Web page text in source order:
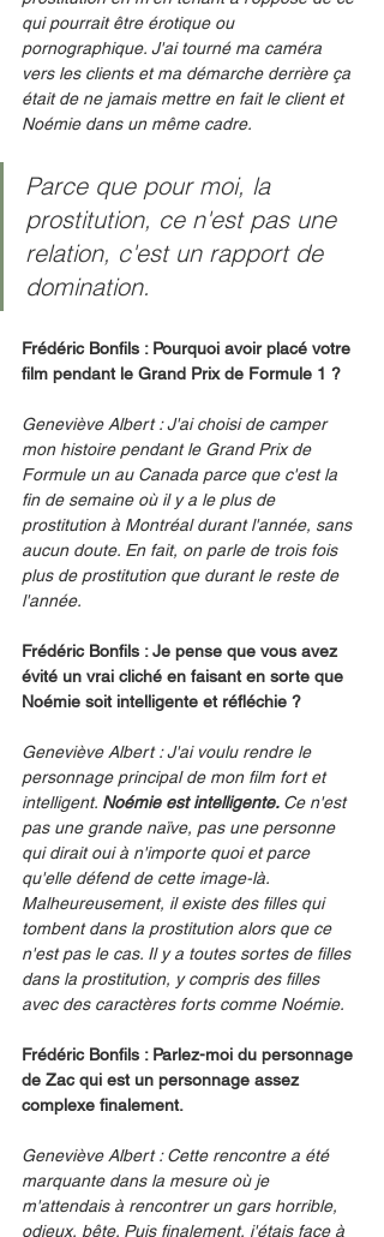
qui pourrait être érotique ou
pornographique. J'ai tourné ma caméra
vers les clients et ma démarche derrière ça
était de ne jamais mettre en fait le client et
Noémie dans un même cadre.
Parce que pour moi, la
prostitution, ce n'est pas une
relation, c'est un rapport de
domination.
Frédéric Bonfils : Pourquoi avoir placé votre
film pendant le Grand Prix de Formule 1 ?
Geneviève Albert : J'ai choisi de camper
mon histoire pendant le Grand Prix de
Formule un au Canada parce que c'est la
fin de semaine où il y a le plus de
prostitution à Montréal durant l'année, sans
aucun doute. En fait, on parle de trois fois
plus de prostitution que durant le reste de
l'année.
Frédéric Bonfils : Je pense que vous avez
évité un vrai cliché en faisant en sorte que
Noémie soit intelligente et réfléchie ?
Geneviève Albert : J'ai voulu rendre le
personnage principal de mon film fort et
intelligent. Noémie est intelligente. Ce n'est
pas une grande naïve, pas une personne
qui dirait oui à n'importe quoi et parce
qu'elle défend de cette image-là.
Malheureusement, il existe des filles qui
tombent dans la prostitution alors que ce
n'est pas le cas. Il y a toutes sortes de filles
dans la prostitution, y compris des filles
avec des caractères forts comme Noémie.
Frédéric Bonfils : Parlez-moi du personnage
de Zac qui est un personnage assez
complexe finalement.
Geneviève Albert : Cette rencontre a été
marquante dans la mesure où je
m'attendais à rencontrer un gars horrible,
odieux, bête. Puis finalement, j'étais face à